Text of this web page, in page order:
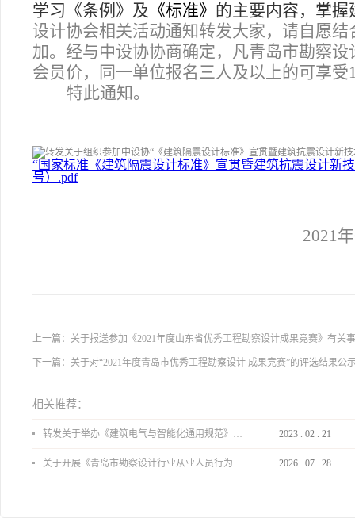
学习《条例》及 《标准》 的主要内容，掌
设计协会相关活动通知转发大家，请自愿
加。经与中设协协商确定，凡青岛市勘察
会员价，同一单位报名三人及以上的可享
特此通知。
“国家标准《建筑隔震设计标准》宣贯暨建筑抗震设计新
号）.pdf
2021
上一篇： 关于报送参加《2021年度山东省优秀工程勘察设计成果竞赛》有关
下一篇： 关于对“2021年度青岛市优秀工程勘察设计 成果竞赛”的评选结果公
相关推荐：
转发关于举办《建筑电气与智能化通用规范》 GB55024-2022公益宣贯的通知 2023 . 02 . 21
关于开展《青岛市勘察设计行业从业人员行为导则》、《青岛市住宅工程设计审查品质提升指引（2026版）》宣贯活动的通知 2026 . 07 . 28